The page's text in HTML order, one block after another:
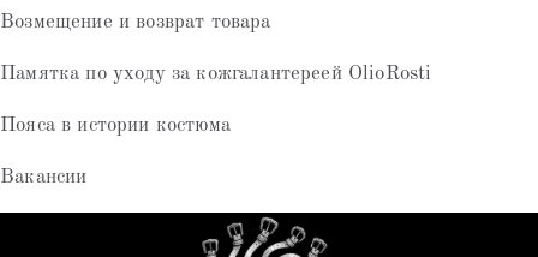
Возмещение и возврат товара
Памятка по уходу за кожгалантереей OlioRosti
Пояса в истории костюма
Вакансии